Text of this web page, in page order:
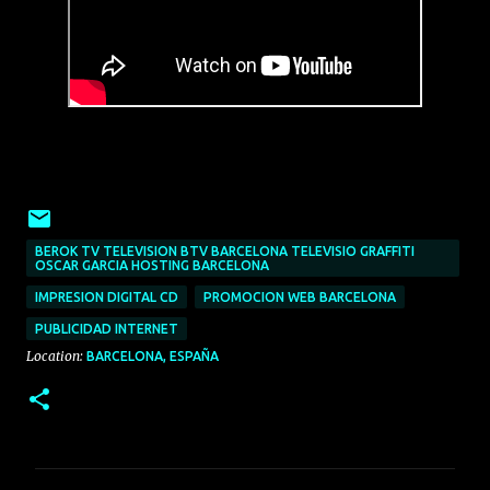
BEROK TV TELEVISION BTV BARCELONA TELEVISIO GRAFFITI
OSCAR GARCIA HOSTING BARCELONA
IMPRESION DIGITAL CD PROMOCION WEB BARCELONA
PUBLICIDAD INTERNET
Location: BARCELONA, ESPAÑA